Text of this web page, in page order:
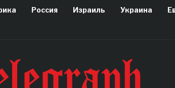
Россия Израиль Украина